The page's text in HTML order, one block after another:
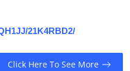
21K4RBD2/
Click Here To See More